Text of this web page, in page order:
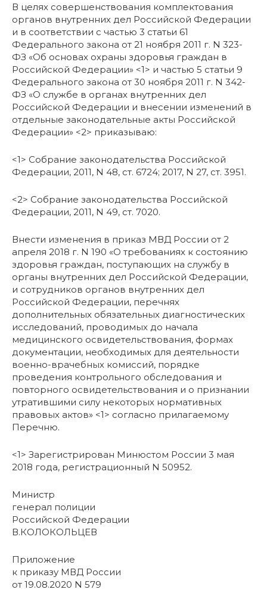
В целях совершенствования комплектования
органов внутренних дел Российской Федерации
и в соответствии с частью 3 статьи 61
Федерального закона от 21 ноября 2011 г. N 323-
ФЗ «Об основах охраны здоровья граждан в
Российской Федерации» <1> и частью 5 статьи 9
Федерального закона от 30 ноября 2011 г. N 342-
ФЗ «О службе в органах внутренних дел
Российской Федерации и внесении изменений в
отдельные законодательные акты Российской
Федерации» <2> приказываю:
<1> Собрание законодательства Российской
Федерации, 2011, N 48, ст. 6724; 2017, N 27, ст. 3951.
<2> Собрание законодательства Российской
Федерации, 2011, N 49, ст. 7020.
Внести изменения в приказ МВД России от 2
апреля 2018 г. N 190 «О требованиях к состоянию
здоровья граждан, поступающих на службу в
органы внутренних дел Российской Федерации,
и сотрудников органов внутренних дел
Российской Федерации, перечнях
дополнительных обязательных диагностических
исследований, проводимых до начала
медицинского освидетельствования, формах
документации, необходимых для деятельности
военно-врачебных комиссий, порядке
проведения контрольного обследования и
повторного освидетельствования и о признании
утратившими силу некоторых нормативных
правовых актов» <1> согласно прилагаемому
Перечню.
<1> Зарегистрирован Минюстом России 3 мая
2018 года, регистрационный N 50952.
Министр
генерал полиции
Российской Федерации
В.КОЛОКОЛЬЦЕВ
Приложение
к приказу МВД России
от 19.08.2020 N 579